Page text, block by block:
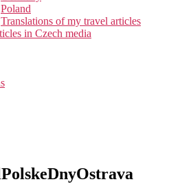
Poland
Translations of my travel articles
in Czech media